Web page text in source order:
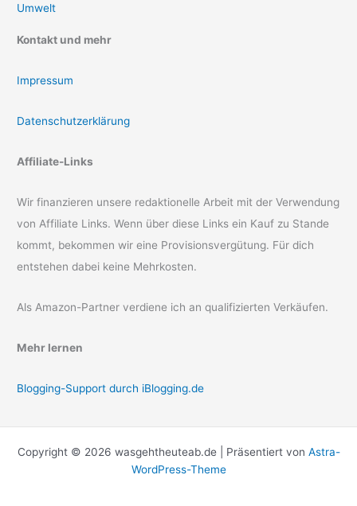
Umwelt
Kontakt und mehr
Impressum
Datenschutzerklärung
Affiliate-Links
Wir finanzieren unsere redaktionelle Arbeit mit der Verwendung
von Affiliate Links. Wenn über diese Links ein Kauf zu Stande
kommt, bekommen wir eine Provisionsvergütung. Für dich
entstehen dabei keine Mehrkosten.
Als Amazon-Partner verdiene ich an qualifizierten Verkäufen.
Mehr lernen
Blogging-Support durch iBlogging.de
Copyright © 2026 wasgehtheuteab.de | Präsentiert von Astra-
WordPress-Theme